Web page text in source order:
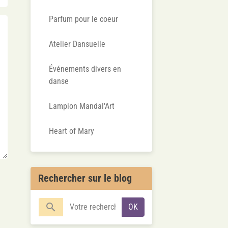
Parfum pour le coeur
Atelier Dansuelle
Événements divers en
danse
Lampion Mandal'Art
Heart of Mary
Rechercher sur le blog
OK